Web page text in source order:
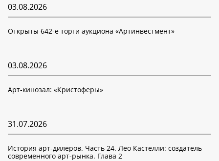
03.08.2026
Открыты 642-е торги аукциона «Артинвестмент»
03.08.2026
Арт-кинозал: «Кристоферы»
31.07.2026
История арт-дилеров. Часть 24. Лео Кастелли: создатель
современного арт-рынка. Глава 2